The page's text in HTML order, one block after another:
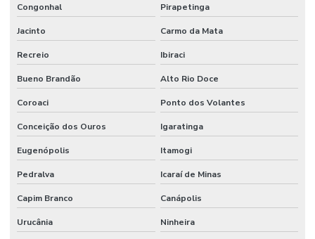
Congonhal Pirapetinga
Jacinto Carmo da Mata
Recreio Ibiraci
Bueno Brandão Alto Rio Doce
Coroaci Ponto dos Volantes
Conceição dos Ouros Igaratinga
Eugenópolis Itamogi
Pedralva Icaraí de Minas
Capim Branco Canápolis
Urucânia Ninheira